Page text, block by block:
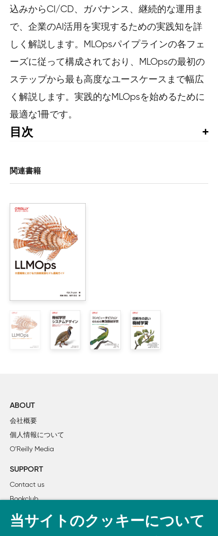
込みからCI/CD、ガバナンス、継続的な運用ま
で、企業のAI活用を実現するための実践知を詳
しく解説します。MLOpsパイプラインの各フェ
ーズに従って構成されており、MLOpsの最初の
ステップから最も高度なユースケースまで幅広
く解説します。実践的なMLOpsを始めるために
最適な1冊です。
目次
1章　MLOpsとは何か、そしてなぜ必要なのか
        1.1.1　企業におけるMLOps
        1.1.2　企業向けソリューションにおけるROIの理解
        1.1.3　企業におけるリスクと不確実性の理解
        1.1.4　MLOpsとDevOpsの比較
        1.1.5　MLOpsではないものとは何か
    1.2　MLOpsの一般的な定義
        1.2.2　MLOpsとビジネスインセンティブ
        1.3.1　主要なクラウド開発環境
        1.3.2　クラウドコンピューティングの主要プレイヤー
    1.4　オンプレミスにおけるMLOps
    1.9　演習問題
    2.1　はじめに
        2.1.1　アルゴリズムを選択する
        2.2.1　データの保管と取り込み
        2.2.2　データの探索と準備
        2.2.3　データのラベル付け
        2.2.4　特徴量ストア
関連書籍
ABOUT
会社概要
個人情報について
O’Reilly Media
SUPPORT
Contact us
Bookclub
書籍注文
当サイトのクッキーについて